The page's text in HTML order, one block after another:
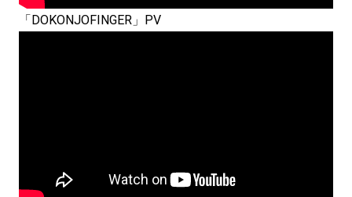
「DOKONJOFINGER」PV